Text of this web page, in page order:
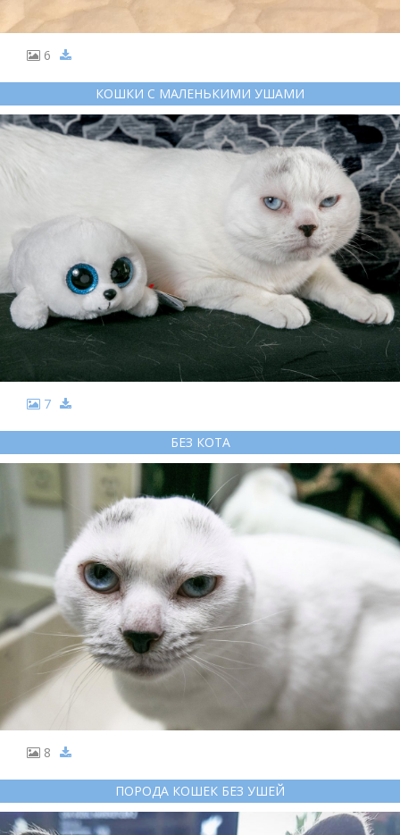
6
КОШКИ С МАЛЕНЬКИМИ УШАМИ
7
БЕЗ КОТА
8
ПОРОДА КОШЕК БЕЗ УШЕЙ